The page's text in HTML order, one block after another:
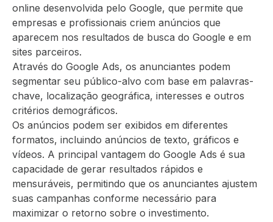
online desenvolvida pelo Google, que permite que
empresas e profissionais criem anúncios que
aparecem nos resultados de busca do Google e em
sites parceiros.
Através do Google Ads, os anunciantes podem
segmentar seu público-alvo com base em palavras-
chave, localização geográfica, interesses e outros
critérios demográficos.
Os anúncios podem ser exibidos em diferentes
formatos, incluindo anúncios de texto, gráficos e
vídeos. A principal vantagem do Google Ads é sua
capacidade de gerar resultados rápidos e
mensuráveis, permitindo que os anunciantes ajustem
suas campanhas conforme necessário para
maximizar o retorno sobre o investimento.